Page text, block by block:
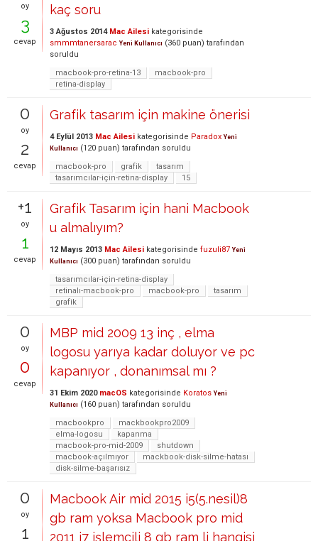
oy
3
cevap
kaç soru
3 Ağustos 2014 Mac Ailesi kategorisinde
smmmtanersarac Yeni Kullanıcı (360 puan) tarafından
soruldu
macbook-pro-retina-13
macbook-pro
retina-display
0
oy
2
cevap
Grafik tasarım için makine önerisi
4 Eylül 2013 Mac Ailesi kategorisinde Paradox Yeni
Kullanıcı (120 puan) tarafından soruldu
macbook-pro
grafik
tasarım
tasarımcılar-için-retina-display
15
+1
oy
1
cevap
Grafik Tasarım için hani Macbook
u almalıyım?
12 Mayıs 2013 Mac Ailesi kategorisinde fuzuli87 Yeni
Kullanıcı (300 puan) tarafından soruldu
tasarımcılar-için-retina-display
retinalı-macbook-pro
macbook-pro
tasarım
grafik
0
oy
0
cevap
MBP mid 2009 13 inç , elma
logosu yarıya kadar doluyor ve pc
kapanıyor , donanımsal mı ?
31 Ekim 2020 macOS kategorisinde Koratos Yeni
Kullanıcı (160 puan) tarafından soruldu
macbookpro
mackbookpro2009
elma-logosu
kapanma
macbook-pro-mid-2009
shutdown
macbook-açılmıyor
mackbook-disk-silme-hatası
disk-silme-başarısız
0
oy
1
Macbook Air mid 2015 i5(5.nesil)8
gb ram yoksa Macbook pro mid
2011 i7 işlemcili 8 gb ram li hangisi